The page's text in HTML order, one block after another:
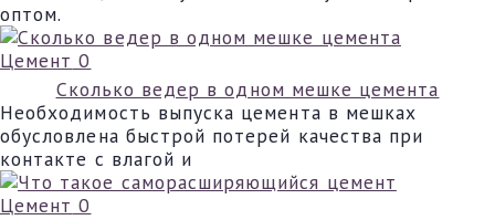
оптом.
Цемент 0
Сколько ведер в одном мешке цемента
Необходимость выпуска цемента в мешках
обусловлена быстрой потерей качества при
контакте с влагой и
Цемент 0